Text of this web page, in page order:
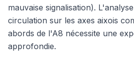
mauvaise signalisation).
circulation sur les axes aixois
abords de l'A8 nécessite une
approfondie.